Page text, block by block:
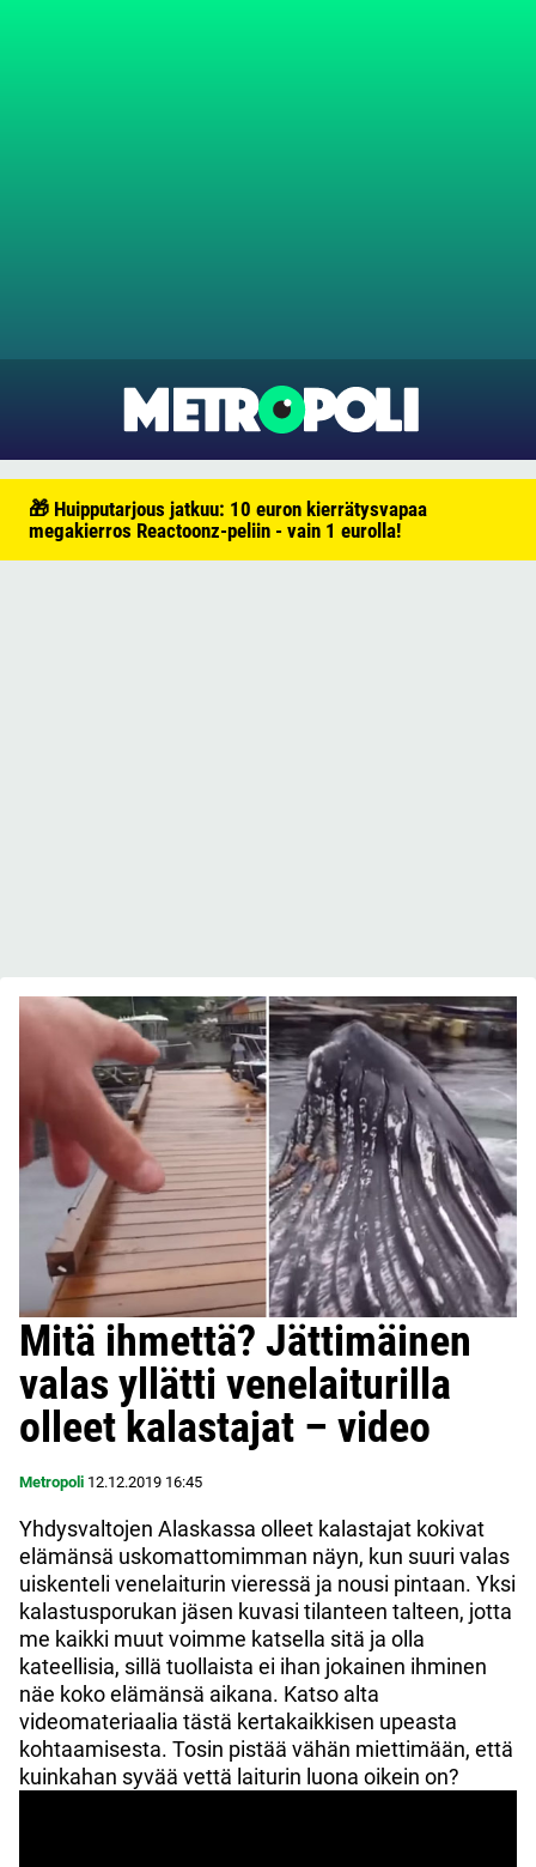
🎁 Huipputarjous jatkuu: 10 euron kierrätysvapaa
megakierros Reactoonz-peliin - vain 1 eurolla!
Mitä ihmettä? Jättimäinen
valas yllätti venelaiturilla
olleet kalastajat – video
Metropoli 12.12.2019 16:45
Yhdysvaltojen Alaskassa olleet kalastajat kokivat
elämänsä uskomattomimman näyn, kun suuri valas
uiskenteli venelaiturin vieressä ja nousi pintaan. Yksi
kalastusporukan jäsen kuvasi tilanteen talteen, jotta
me kaikki muut voimme katsella sitä ja olla
kateellisia, sillä tuollaista ei ihan jokainen ihminen
näe koko elämänsä aikana. Katso alta
videomateriaalia tästä kertakaikkisen upeasta
kohtaamisesta. Tosin pistää vähän miettimään, että
kuinkahan syvää vettä laiturin luona oikein on?